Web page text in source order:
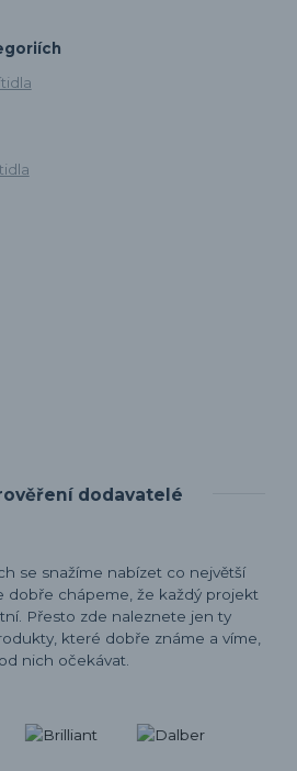
dodavatelé
se snažíme nabízet co největší
dobře chápeme, že každý projekt
Přesto zde naleznete jen ty
které dobře známe a víme,
nich očekávat.